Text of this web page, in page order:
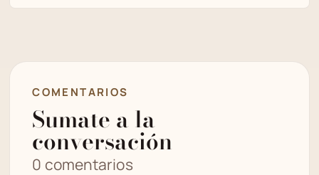
COMENTARIOS
Sumate a la
conversación
0 comentarios